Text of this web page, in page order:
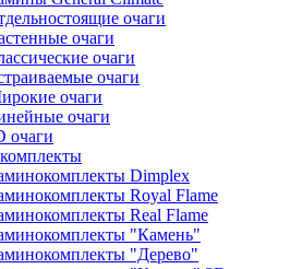
очаги
очаги
очаги
очаги
очаги
очаги
очаги
Dimplex
Royal Flame
Real Flame
"Камень"
"Дерево"